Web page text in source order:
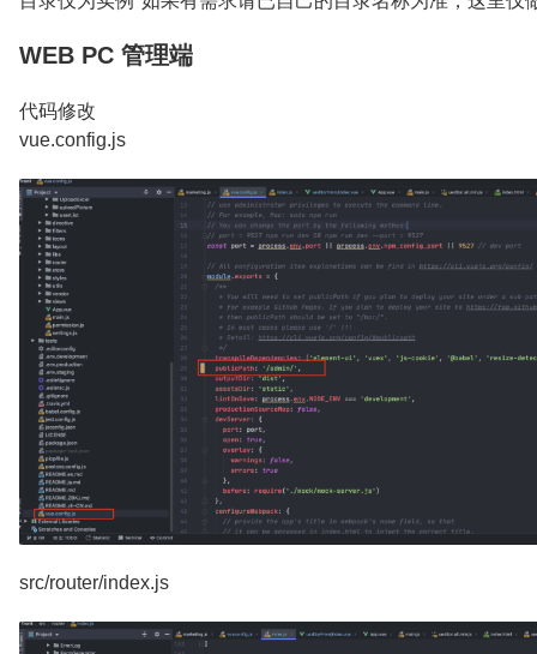
WEB PC 管理端
代码修改
vue.config.js
src/router/index.js